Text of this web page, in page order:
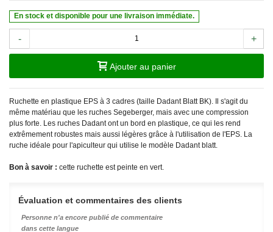
En stock et disponible pour une livraison immédiate.
- +
Ajouter au panier
Ruchette en plastique EPS à 3 cadres (taille Dadant Blatt BK). Il s'agit du
même matériau que les ruches Segeberger, mais avec une compression
plus forte. Les ruches Dadant ont un bord en plastique, ce qui les rend
extrêmement robustes mais aussi légères grâce à l'utilisation de l'EPS. La
ruche idéale pour l'apiculteur qui utilise le modèle Dadant blatt.
Bon à savoir : cette ruchette est peinte en vert.
Évaluation et commentaires des clients
Personne n'a encore publié de commentaire
dans cette langue